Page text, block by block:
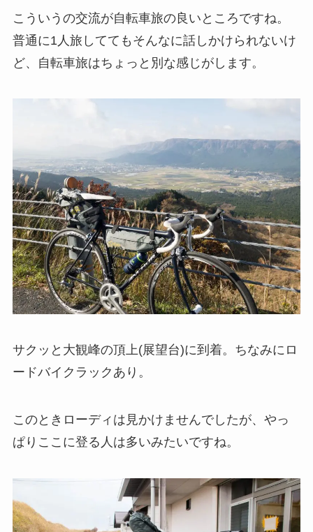
こういうの交流が自転車旅の良いところですね。
普通に1人旅しててもそんなに話しかけられないけ
ど、自転車旅はちょっと別な感じがします。
サクッと大観峰の頂上(展望台)に到着。ちなみにロ
ードバイクラックあり。
このときローディは見かけませんでしたが、やっ
ぱりここに登る人は多いみたいですね。